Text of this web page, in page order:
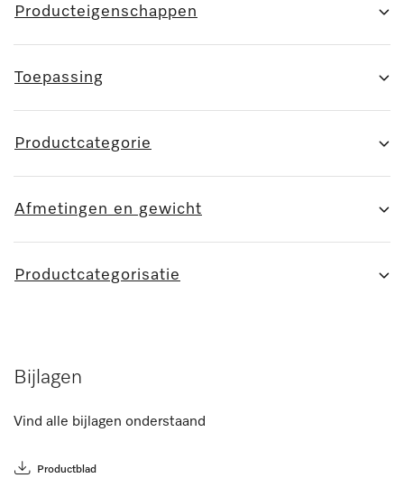
Producteigenschappen
Toepassing
Productcategorie
Afmetingen en gewicht
Productcategorisatie
Bijlagen
Vind alle bijlagen onderstaand
Productblad